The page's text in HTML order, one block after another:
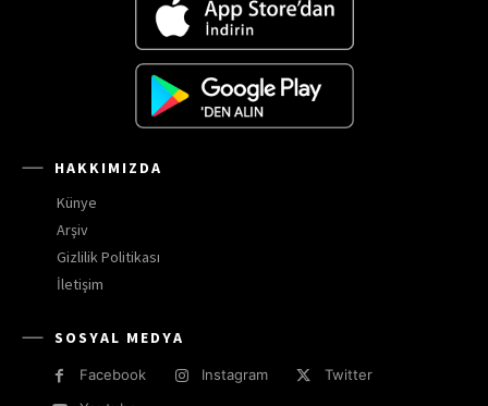
HAKKIMIZDA
Künye
Arşiv
Gizlilik Politikası
İletişim
SOSYAL MEDYA
Facebook Instagram
Twitter